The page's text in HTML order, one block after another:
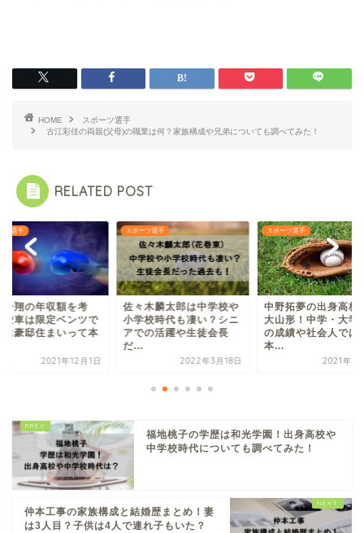
HOME
スポーツ選手
古江彩佳の両親(父母)の職業は何？家族構成や兄弟についても調べてみた！
RELATED POST
ツ選手
一翔の年収額を考
愛車は限定ベンツで
は豪邸住まいって本
2021年12月1日
スポーツ選手
佐々木麟太郎は中学校や
小学校時代も凄い？シニ
アでの活躍や生徒会長
だ...
2022年3月18日
スポーツ選手
中野拓夢の出身高校
大山形！中学・大学
の成績や社会人では
本...
2021年4
福地桃子の学歴は和光学園！出身高校や
中学校時代についても調べてみた！
仲本工事の家族構成と結婚歴まとめ！妻
は3人目？子供は4人で連れ子もいた？